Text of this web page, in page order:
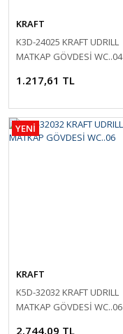
KRAFT
K3D-24025 KRAFT UDRILL
MATKAP GÖVDESİ WC..04
1.217,61 TL
YENİ
KRAFT
K5D-32032 KRAFT UDRILL
MATKAP GÖVDESİ WC..06
2.744,09 TL